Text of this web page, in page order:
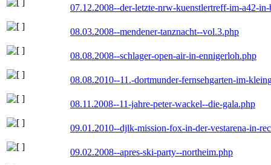
07.12.2008--der-letzte-nrw-kuenstlertreff-im-a42-
08.03.2008--mendener-tanznacht--vol.3.php
08.08.2008--schlager-open-air-in-ennigerloh.php
08.08.2010--11.-dortmunder-fernsehgarten-im-
08.11.2008--11-jahre-peter-wackel--die-gala.php
09.01.2010--djlk-mission-fox-in-der-vestarena-in-
09.02.2008--apres-ski-party--northeim.php